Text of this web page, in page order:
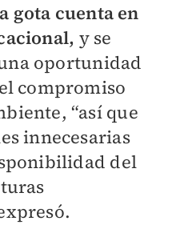
gota cuenta en
y se
oportunidad
compromiso
“así que
innecesarias
del